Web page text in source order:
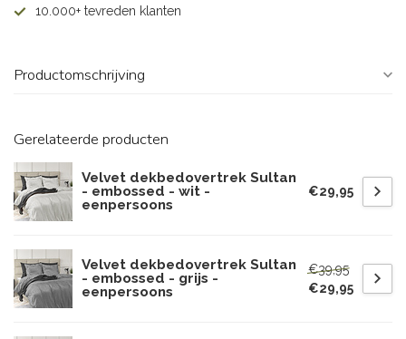
10.000+ tevreden klanten
Productomschrijving
Gerelateerde producten
Velvet dekbedovertrek Sultan
- embossed - wit -
eenpersoons
€29,95
Velvet dekbedovertrek Sultan
- embossed - grijs -
eenpersoons
€39,95
€29,95